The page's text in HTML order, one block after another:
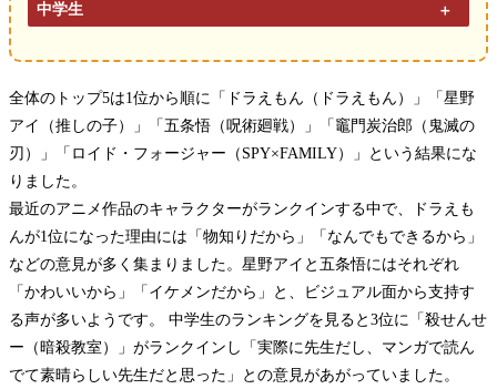
中学生
全体のトップ5は1位から順に「ドラえもん（ドラえもん）」「星野
アイ（推しの子）」「五条悟（呪術廻戦）」「竈門炭治郎（鬼滅の
刃）」「ロイド・フォージャー（SPY×FAMILY）」という結果にな
りました。
最近のアニメ作品のキャラクターがランクインする中で、ドラえも
んが1位になった理由には「物知りだから」「なんでもできるから」
などの意見が多く集まりました。星野アイと五条悟にはそれぞれ
「かわいいから」「イケメンだから」と、ビジュアル面から支持す
る声が多いようです。 中学生のランキングを見ると3位に「殺せんせ
ー（暗殺教室）」がランクインし「実際に先生だし、マンガで読ん
でて素晴らしい先生だと思った」との意見があがっていました。